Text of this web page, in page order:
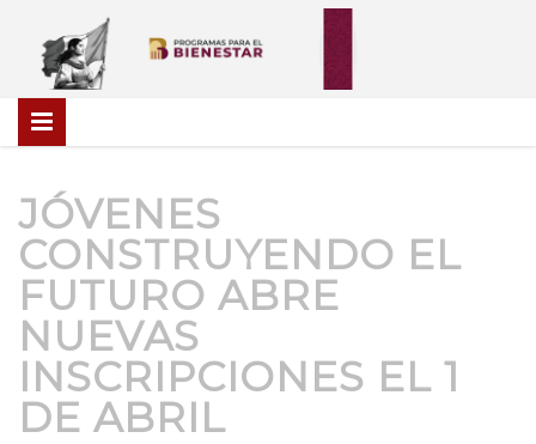
JÓVENES
CONSTRUYENDO EL
FUTURO ABRE
NUEVAS
INSCRIPCIONES EL 1
DE ABRIL